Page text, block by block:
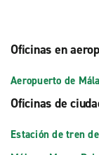
Oficinas en
Aeropuerto de
Oficinas de
Estación de tren